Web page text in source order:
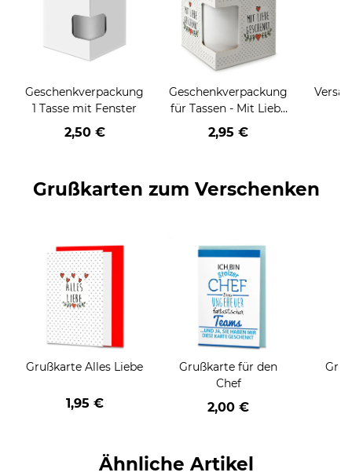
Geschenkverpackung
1 Tasse mit Fenster
2,50 €
Geschenkverpackung
für Tassen - Mit Liebe
geschenkt
2,95 €
Grußkarten zum Verschenken
Grußkarte Alles Liebe
1,95 €
Grußkarte für den
Chef
2,00 €
Ähnliche Artikel